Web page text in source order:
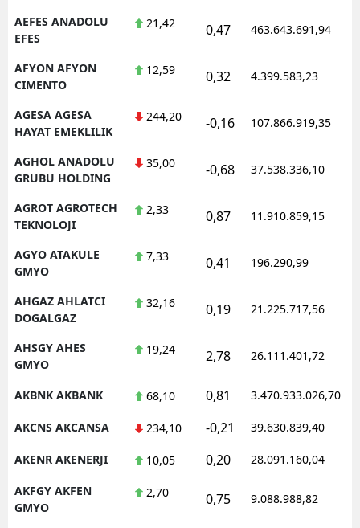
AEFES ANADOLU
EFES
21,42 0,47 463.643.691,94
AFYON AFYON
CIMENTO
12,59 0,32 4.399.583,23
AGESA AGESA
HAYAT EMEKLILIK
244,20 -0,16 107.866.919,35
AGHOL ANADOLU
GRUBU HOLDING
35,00 -0,68 37.538.336,10
AGROT AGROTECH
TEKNOLOJI
2,33 0,87 11.910.859,15
AGYO ATAKULE
GMYO
7,33 0,41 196.290,99
AHGAZ AHLATCI
DOGALGAZ
32,16 0,19 21.225.717,56
AHSGY AHES
GMYO
19,24 2,78 26.111.401,72
AKBNK AKBANK 68,10 0,81 3.470.933.026,70
AKCNS AKCANSA 234,10 -0,21 39.630.839,40
AKENR AKENERJI 10,05 0,20 28.091.160,04
AKFGY AKFEN
GMYO
2,70 0,75 9.088.988,82